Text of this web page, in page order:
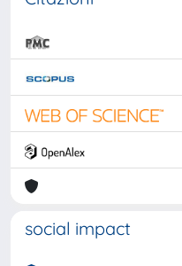
social impact